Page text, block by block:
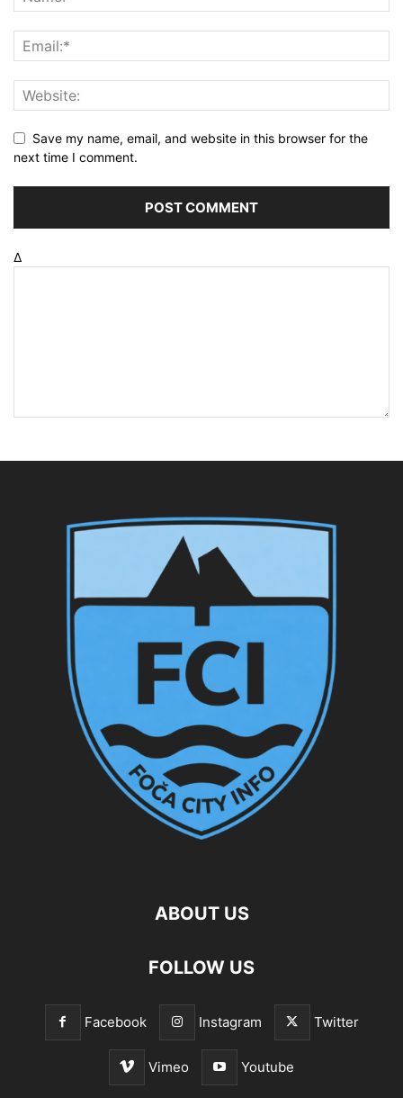
Save my name, email, and website in this browser for the
next time I comment.
Δ
ABOUT US
FOLLOW US
Facebook Instagram Twitter
Vimeo Youtube